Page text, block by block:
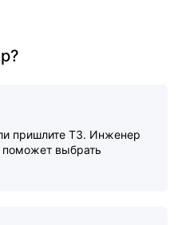
пришлите ТЗ. Инженер
выбрать